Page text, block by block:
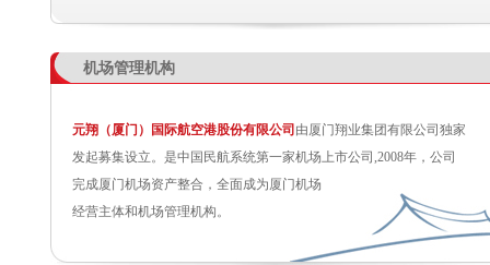
机场管理机构
元翔（厦门）国际航空港股份有限公司 由厦门翔业集团有限公司独家
发起募集设立。是中国民航系统第一家机场上市公司,2008年，公司
完成厦门机场资产整合，全面成为厦门机场
经营主体和机场管理机构。